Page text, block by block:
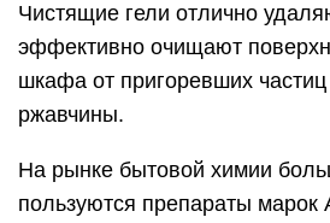
Чистящие гели отлично
эффективно очищают
шкафа от пригоревших
ржавчины.
На рынке бытовой химии
пользуются препараты марок